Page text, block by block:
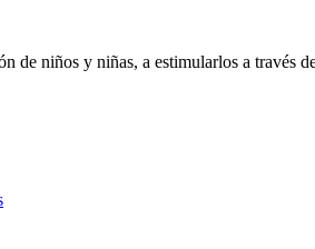
de niños y niñas, a estimularlos a través